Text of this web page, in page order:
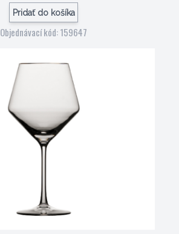
Pridať do košíka
Objednávací kód: 159647